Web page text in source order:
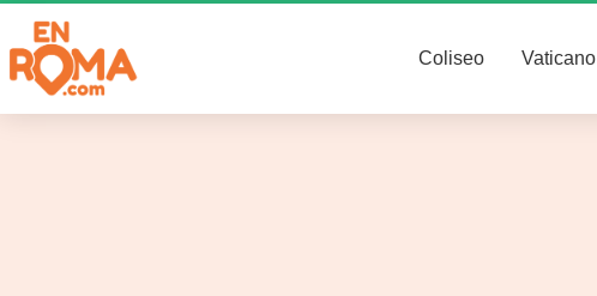
Coliseo Vaticano